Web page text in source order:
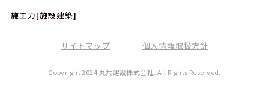
施工力[施設建築]
Copyright 2024 丸共建設株式会社. All Rights Reserved.
サイトマップ 個人情報取扱方針